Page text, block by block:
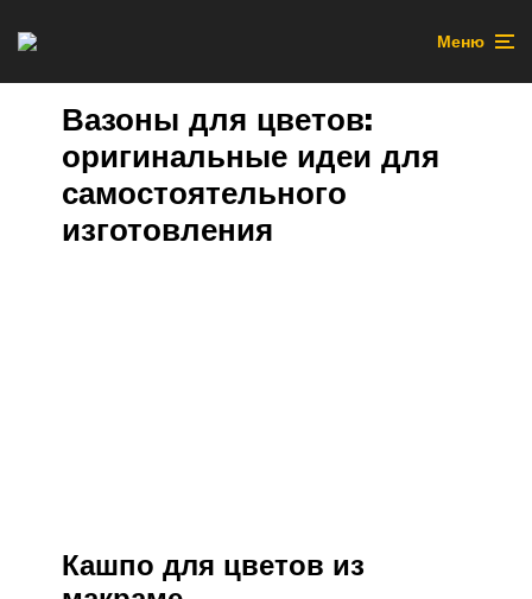
Меню
Вазоны для цветов:
оригинальные идеи для
самостоятельного
изготовления
Кашпо для цветов из